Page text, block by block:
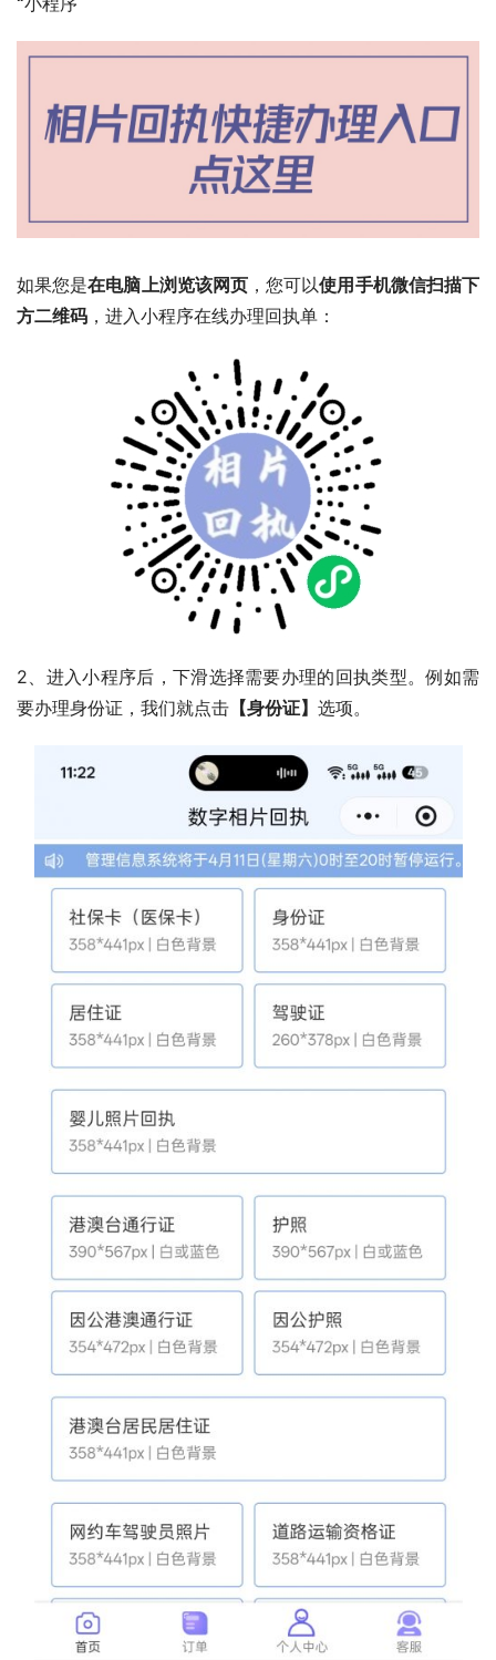
如果您是在电脑上浏览该网页 ，您可以使用手机微信扫描下
方二维码 ，进入小程序在线办理回执单：
2、进入小程序后，下滑选择需要办理的回执类型。例如需
要办理身份证，我们就点击 【身份证】 选项。